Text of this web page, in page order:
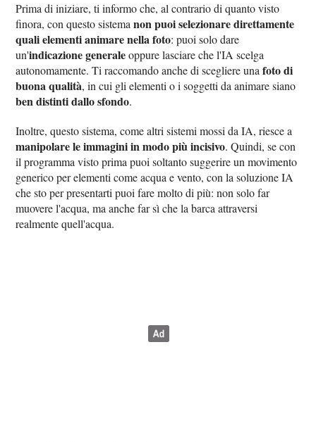
Prima di iniziare, ti informo che, al contrario di quanto visto
finora, con questo sistemanon puoi selezionare direttamente
quali elementi animare nella foto: puoi solo dare
un'indicazione generaleoppure lasciare che l'IA scelga
autonomamente. Ti raccomando anche di scegliere unafoto di
buona qualità, in cui gli elementi o i soggetti da animare siano
ben distinti dallo sfondo.
Inoltre, questo sistema, come altri sistemi mossi da IA, riesce a
manipolare le immagini in modo più incisivo. Quindi, se con
il programma visto prima puoi soltanto suggerire un movimento
generico per elementi come acqua e vento, con la soluzione IA
che sto per presentarti puoi fare molto di più: non solo far
muovere l'acqua, ma anche far sì che la barca attraversi
realmente quell'acqua.